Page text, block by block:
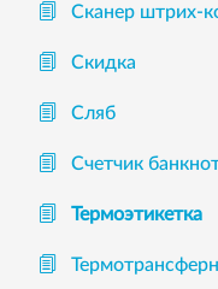
Сканер штрих-
Скидка
Сляб
Счетчик
Термоэтикетка